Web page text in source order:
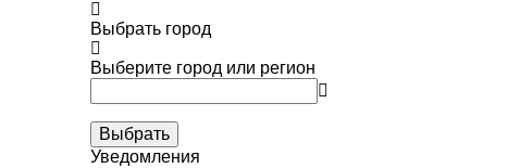
Выбрать город
Выберите город или регион
Выбрать
Уведомления